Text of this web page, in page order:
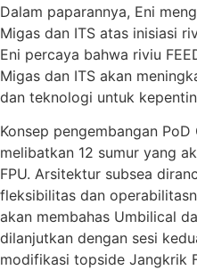
Dalam paparannya, Eni
Migas dan ITS atas inisiasi
Eni percaya bahwa riviu
Migas dan ITS akan
dan teknologi untuk
Konsep pengembangan
melibatkan 12 sumur yang
FPU. Arsitektur subsea
fleksibilitas dan
akan membahas Umbilical
dilanjutkan dengan sesi
modifikasi topside Jangkrik